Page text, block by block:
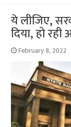
ये लीजिए,
दिया, हो
February 8, 2022